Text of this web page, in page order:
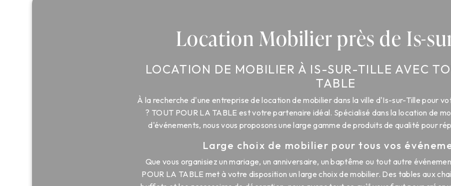
Location Mobilier près de Is-
LOCATION DE MOBILIER À IS-SUR-TILLE AVEC
TABLE
À la recherche d'une entreprise de location de mobilier dans la ville d'Is-sur-Tille pour
? TOUT POUR LA TABLE est votre partenaire idéal. Spécialisé dans la location de
d'événements, nous vous proposons une large gamme de produits de qualité pour
Large choix de mobilier pour tous vos
Que vous organisiez un mariage, un anniversaire, un baptême ou tout autre
POUR LA TABLE met à votre disposition un large choix de mobilier. Des tables aux